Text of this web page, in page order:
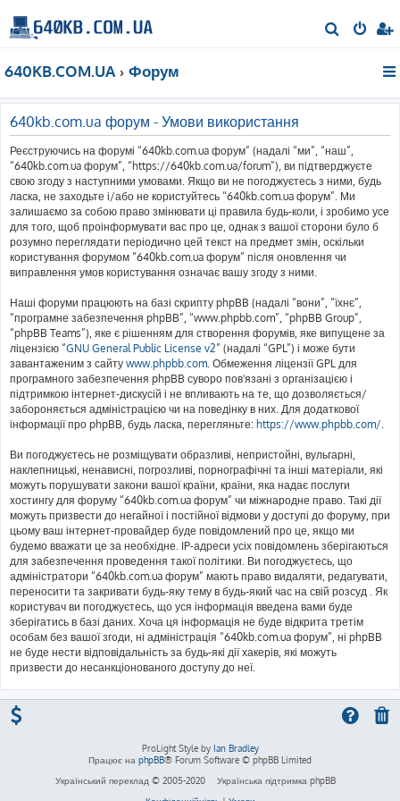
о
640KB.COM.UA Форум
640kb.com.ua форум - Умови використання
Реєструючись на форумі “640kb.com.ua форум” (надалі “ми”, “наш”,
“640kb.com.ua форум”, “https://640kb.com.ua/forum”), ви підтверджуєте
свою згоду з наступними умовами. Якщо ви не погоджуєтесь з ними, будь
ласка, не заходьте і/або не користуйтесь “640kb.com.ua форум”. Ми
залишаємо за собою право змінювати ці правила будь-коли, і зробимо усе
для того, щоб проінформувати вас про це, однак з вашої сторони було б
розумно переглядати періодично цей текст на предмет змін, оскільки
користування форумом “640kb.com.ua форум” після оновлення чи
виправлення умов користування означає вашу згоду з ними.
Наші форуми працюють на базі скрипту phpBB (надалі “вони”, “їхнє”,
“програмне забезпечення phpBB”, “www.phpbb.com”, “phpBB Group”,
“phpBB Teams”), яке є рішенням для створення форумів, яке випущене за
ліцензією “GNU General Public License v2” (надалі “GPL”) і може бути
завантаженим з сайту www.phpbb.com. Обмеження ліцензії GPL для
програмного забезпечення phpBB суворо пов'язані з організацією і
підтримкою інтернет-дискусій і не впливають на те, що дозволяється/
забороняється адміністрацією чи на поведінку в них. Для додаткової
інформації про phpBB, будь ласка, перегляньте: https://www.phpbb.com/.
Ви погоджуєтесь не розміщувати образливі, непристойні, вульгарні,
наклепницькі, ненависні, погрозливі, порнографічні та інші матеріали, які
можуть порушувати закони вашої країни, країни, яка надає послуги
хостингу для форуму “640kb.com.ua форум” чи міжнародне право. Такі дії
можуть призвести до негайної і постійної відмови у доступі до форуму, при
цьому ваш інтернет-провайдер буде повідомлений про це, якщо ми
будемо вважати це за необхідне. IP-адреси усіх повідомлень зберігаються
для забезпечення проведення такої політики. Ви погоджуєтесь, що
адміністратори “640kb.com.ua форум” мають право видаляти, редагувати,
переносити та закривати будь-яку тему в будь-який час на свій розсуд . Як
користувач ви погоджуєтесь, що уся інформація введена вами буде
зберігатись в базі даних. Хоча ця інформація не буде відкрита третім
особам без вашої згоди, ні адміністрація “640kb.com.ua форум”, ні phpBB
не буде нести відповідальність за будь-які дії хакерів, які можуть
призвести до несанкціонованого доступу до неї.
ProLight Style by Ian Bradley
Працює на phpBB® Forum Software © phpBB Limited
Український переклад © 2005-2020
Українська підтримка phpBB